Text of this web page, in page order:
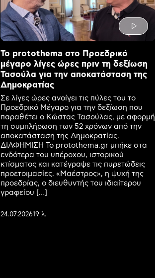
Το protothema στο Προεδρικό
μέγαρο λίγες ώρες πριν τη δεξίωση
Τασούλα για την αποκατάσταση της
Δημοκρατίας
Σε λίγες ώρες ανοίγει τις πύλες του το
Προεδρικό Μέγαρο για την δεξίωση που
παραθέτει ο Κώστας Τασούλας, με αφορμή
τη συμπλήρωση των 52 χρόνων από την
αποκατάσταση της Δημοκρατίας.
ΔΙΑΦΗΜΙΣΗ Το protothema.gr μπήκε στα
ενδότερα του υπέροχου, ιστορικού
κτίσματος και κατέγραψε τις πυρετώδεις
προετοιμασίες. «Μαέστρος», η ψυχή της
προεδρίας, ο διευθυντής του ιδιαίτερου
γραφείου […]
24.07.202619 λ.